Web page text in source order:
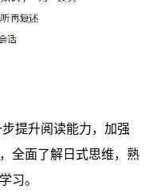
提升阅读能力，加强
全面了解日式思维，熟
习。